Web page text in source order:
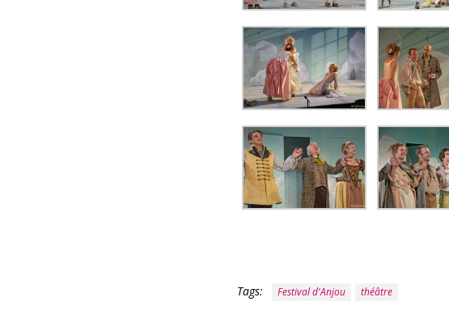
Tags: Festival d'Anjou théâtre